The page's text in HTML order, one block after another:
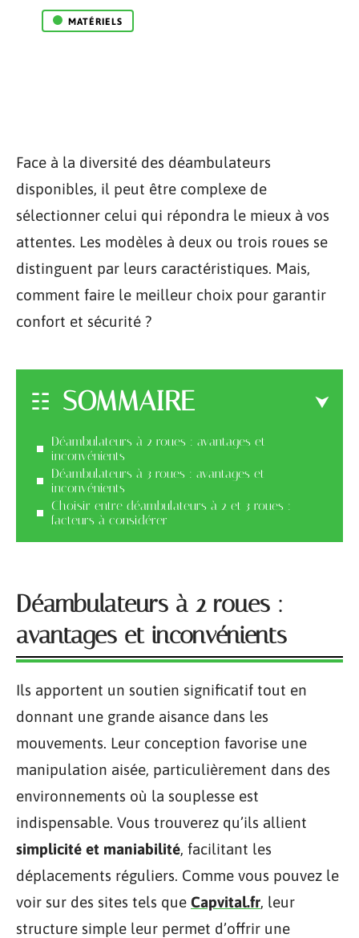
MATÉRIELS
Face à la diversité des déambulateurs
disponibles, il peut être complexe de
sélectionner celui qui répondra le mieux à vos
attentes. Les modèles à deux ou trois roues se
distinguent par leurs caractéristiques. Mais,
comment faire le meilleur choix pour garantir
confort et sécurité ?
SOMMAIRE
Déambulateurs à 2 roues : avantages et
inconvénients
Déambulateurs à 3 roues : avantages et
inconvénients
Choisir entre déambulateurs à 2 et 3 roues :
facteurs à considérer
Déambulateurs à 2 roues :
avantages et inconvénients
Ils apportent un soutien significatif tout en
donnant une grande aisance dans les
mouvements. Leur conception favorise une
manipulation aisée, particulièrement dans des
environnements où la souplesse est
indispensable. Vous trouverez qu’ils allient
simplicité et maniabilité, facilitant les
déplacements réguliers. Comme vous pouvez le
voir sur des sites tels que Capvital.fr, leur
structure simple leur permet d’offrir une